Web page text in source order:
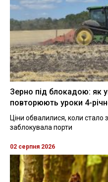
Зерно під блокадою: як
повторюють уроки 4-
Ціни обвалилися, коли стало
заблокувала порти
02 серпня 2026